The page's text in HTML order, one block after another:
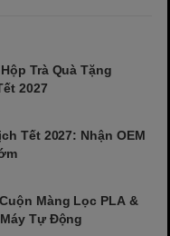
Trà Quà Tặng
2027
Tết 2027: Nhận OEM
Màng Lọc PLA &
Tự Động